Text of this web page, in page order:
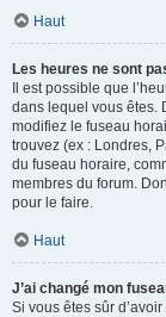
Haut
Les heures ne sont
Il est possible que
dans lequel vous êtes.
modifiez le fuseau
trouvez (ex : Londres,
du fuseau horaire,
membres du forum.
pour le faire.
Haut
J’ai changé mon
Si vous êtes sûr